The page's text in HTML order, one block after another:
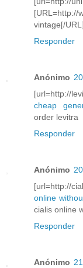
[URL=http://
vintage[/URL]
Responder
Anónimo
[url=http://
cheap
order levitra
Responder
Anónimo
[url=http://
online
cialis online
Responder
Anónimo